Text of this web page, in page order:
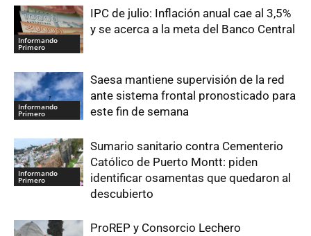
Informando
Primero
IPC de julio: Inflación anual cae al 3,5%
y se acerca a la meta del Banco Central
Informando
Primero
Saesa mantiene supervisión de la red
ante sistema frontal pronosticado para
este fin de semana
Informando
Primero
Sumario sanitario contra Cementerio
Católico de Puerto Montt: piden
identificar osamentas que quedaron al
descubierto
ProREP y Consorcio Lechero